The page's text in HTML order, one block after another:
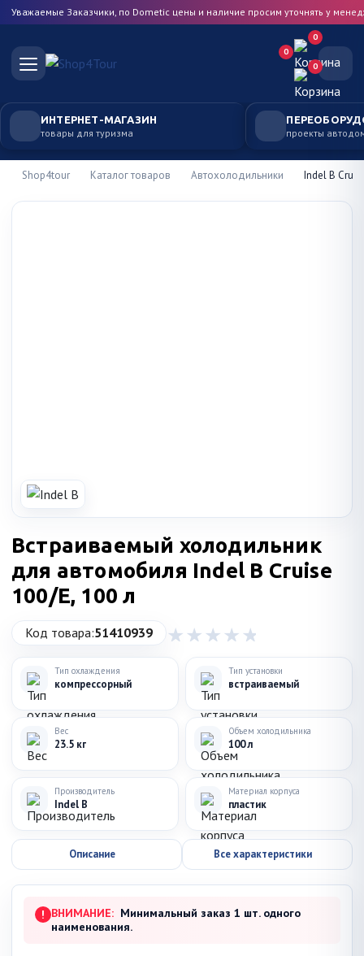
Уважаемые Заказчики, по Dometic цены и наличие просим уточнять у
0
0
0
ИНТЕРНЕТ-МАГАЗИН
товары для туризма проекты
Shop4tour Каталог товаров Автохолодильники Indel B
Встраиваемый холодильник
для автомобиля Indel B Cruise
100/E, 100 л
Код товара:51410939
Тип охлаждения
компрессорный
Тип установки
встраиваемый
Вес
23.5 кг
Объем холодильника
100 л
Производитель
Indel B
Материал корпуса
пластик
Описание Все характеристики
! ВНИМАНИЕ: Минимальный заказ 1 шт. одного
наименования.